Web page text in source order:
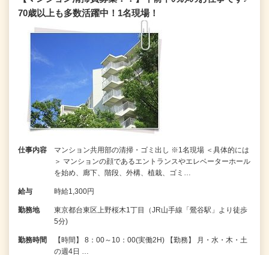
70歳以上も多数活躍中！1名現場！
仕事内容
マンション共用部の清掃・ゴミ出し ※1名現場 ＜具体的には
＞ マンションの顔であるエントランスやエレベーターホール
を始め、廊下、階段、外構、植栽、ゴミ…
給与 時給1,300円
勤務地
東京都台東区上野桜木1丁目（JR山手線「鶯谷駅」より徒歩
5分)
勤務時間
【時間】 8：00～10：00(実働2H) 【勤務】 月・水・木・土
の週4日 …